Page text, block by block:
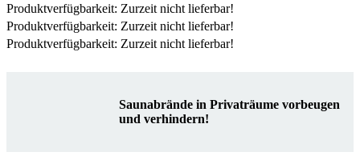
Produktverfügbarkeit: Zurzeit nicht lieferbar!
Produktverfügbarkeit: Zurzeit nicht lieferbar!
Produktverfügbarkeit: Zurzeit nicht lieferbar!
Saunabrände in Privaträume vorbeugen
und verhindern!